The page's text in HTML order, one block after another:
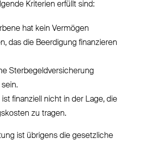
Kriterien erfüllt sind:
hat kein Vermögen
das die Beerdigung finanzieren
Sterbegeldversicherung
ist finanziell nicht in der Lage, die
zu tragen.
ist übrigens die gesetzliche